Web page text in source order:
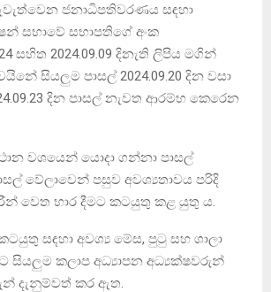
ජනාධිපතිවරණය සඳහා
සභාවේ සභාපතිගේ අංක
සහිත 2024.09.09 දිනැති ලිපිය මගින්
සියලුම පාසල් 2024.09.20 දින වසා
දින පාසල් නැවත ආරම්භ කෙරෙන
වශයෙන් යොදා ගන්නා පාසල්
වේලාවෙන් පසුව අවශ්‍යතාවය පරිදි
වෙත භාර දීමට කටයුතු කළ යුතු ය.
සඳහා අවශ්‍ය මේස, පුටු සහ ශාලා
සියලුම කලාප අධ්‍යාපන අධ්‍යක්ෂවරුන්
දැනුම්වත් කර ඇත.